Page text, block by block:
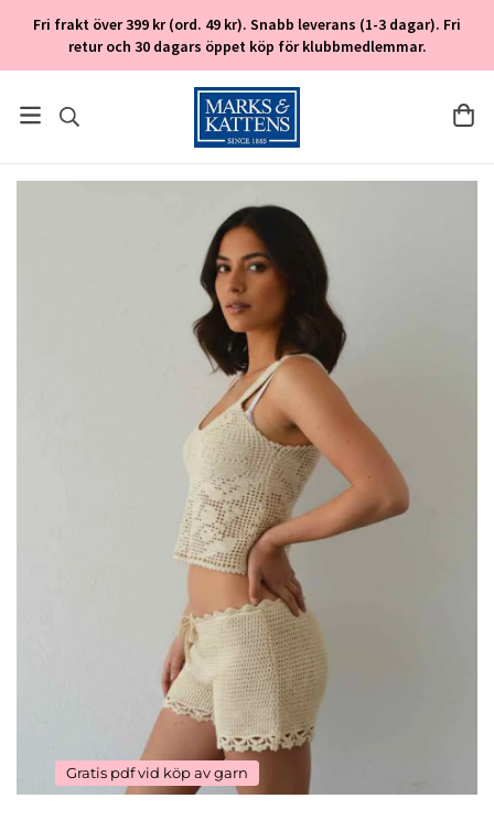
Fri frakt över 399 kr (ord. 49 kr). Snabb leverans (1-3 dagar). Fri
retur och 30 dagars öppet köp för klubbmedlemmar.
Gratis pdf vid köp av garn